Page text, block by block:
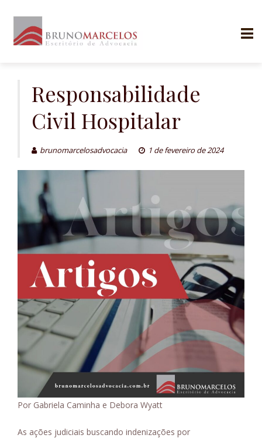
Responsabilidade
Civil Hospitalar
brunomarcelosadvocacia 1 de fevereiro de 2024
Por Gabriela Caminha e Debora Wyatt
As ações judiciais buscando indenizações por